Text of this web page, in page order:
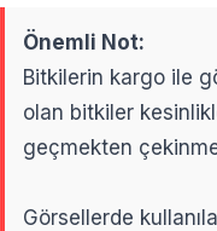
Önemli Not:
Bitkilerin kargo ile
olan bitkiler
geçmekten
Görsellerde